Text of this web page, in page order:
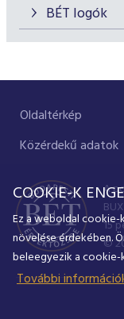
BÉT logók
Oldaltérkép
Közérdekű adatok
A
15
©
COOKIE-K
Ez a weboldal cookie-
növelése érdekében.
beleegyezik a cookie-
További